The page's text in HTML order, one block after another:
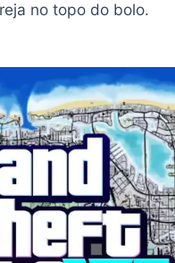
no topo do bolo.